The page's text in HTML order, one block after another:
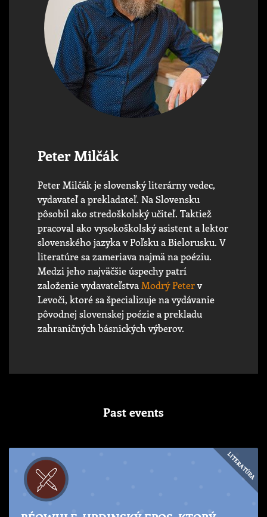
Peter Milčák
Peter Milčák je slovenský literárny vedec,
vydavateľ a prekladateľ. Na Slovensku
pôsobil ako stredoškolský učiteľ. Taktiež
pracoval ako vysokoškolský asistent a lektor
slovenského jazyka v Poľsku a Bielorusku. V
literatúre sa zameriava najmä na poéziu.
Medzi jeho najväčšie úspechy patrí
založenie vydavateľstva Modrý Peterv
Levoči, ktoré sa špecializuje na vydávanie
pôvodnej slovenskej poézie a prekladu
zahraničných básnických výberov.
Past events
LITERATÚRA